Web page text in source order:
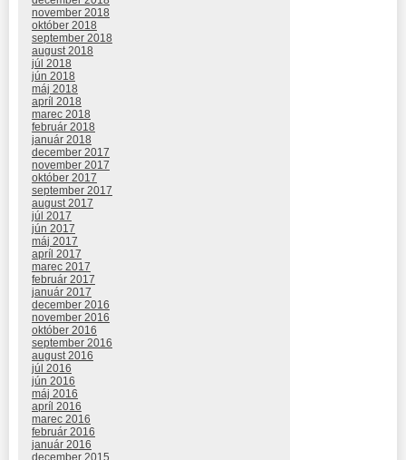
november 2018
október 2018
september 2018
august 2018
júl 2018
jún 2018
máj 2018
apríl 2018
marec 2018
február 2018
január 2018
december 2017
november 2017
október 2017
september 2017
august 2017
júl 2017
jún 2017
máj 2017
apríl 2017
marec 2017
február 2017
január 2017
december 2016
november 2016
október 2016
september 2016
august 2016
júl 2016
jún 2016
máj 2016
apríl 2016
marec 2016
február 2016
január 2016